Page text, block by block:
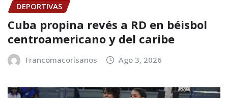
DEPORTIVAS
Cuba propina revés a RD en béisbol
centroamericano y del caribe
Francomacorisanos Ago 3, 2026